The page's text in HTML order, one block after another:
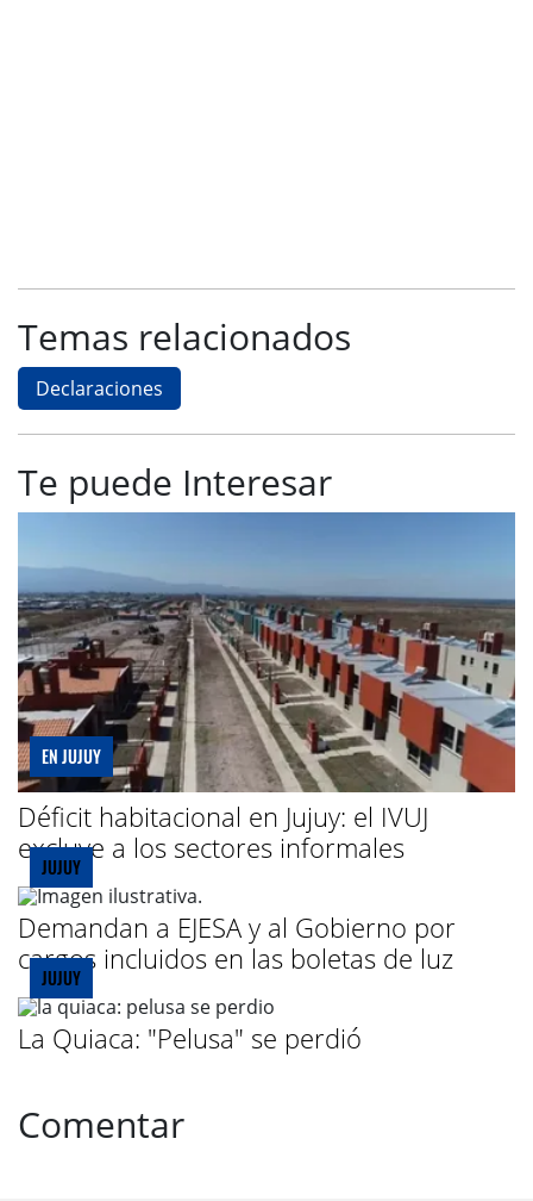
Temas relacionados
Declaraciones
Te puede Interesar
EN JUJUY
Déficit habitacional en Jujuy: el IVUJ
excluye a los sectores informales
JUJUY
Demandan a EJESA y al Gobierno por
cargos incluidos en las boletas de luz
JUJUY
La Quiaca: "Pelusa" se perdió
Comentar